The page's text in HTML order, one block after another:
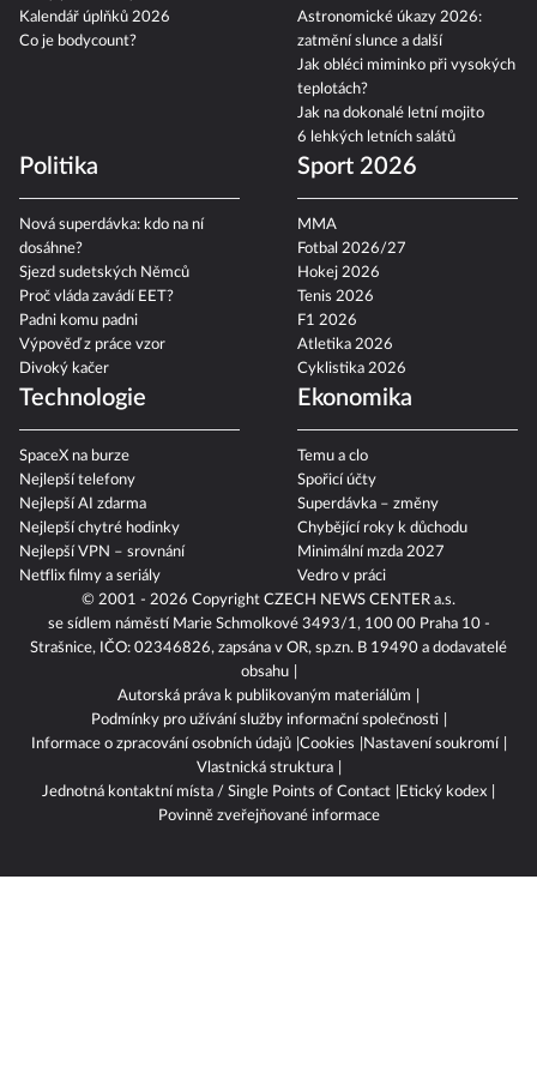
© 2001 - 2026 Copyright CZECH NEWS CENTER a.s.
se sídlem náměstí Marie Schmolkové 3493/1, 100 00 Praha 10 -
Strašnice, IČO: 02346826, zapsána v OR, sp.zn. B 19490 a dodavatelé
obsahu
Autorská práva k publikovaným materiálům
Podmínky pro užívání služby informační společnosti
Informace o zpracování osobních údajů Cookies
Nastavení soukromí
Vlastnická struktura
Jednotná kontaktní místa / Single Points of Contact
Etický kodex
Povinně zveřejňované informace
Kalendář úplňků 2026
Co je bodycount?
Astronomické úkazy 2026:
zatmění slunce a další
Jak obléci miminko při vysokých
teplotách?
Jak na dokonalé letní mojito
6 lehkých letních salátů
Politika
Nová superdávka: kdo na ní
dosáhne?
Sjezd sudetských Němců
Proč vláda zavádí EET?
Padni komu padni
Výpověď z práce vzor
Divoký kačer
Sport 2026
MMA
Fotbal 2026/27
Hokej 2026
Tenis 2026
F1 2026
Atletika 2026
Cyklistika 2026
Technologie
SpaceX na burze
Nejlepší telefony
Nejlepší AI zdarma
Nejlepší chytré hodinky
Nejlepší VPN – srovnání
Netflix filmy a seriály
Ekonomika
Temu a clo
Spořicí účty
Superdávka – změny
Chybějící roky k důchodu
Minimální mzda 2027
Vedro v práci